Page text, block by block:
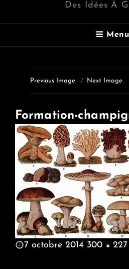
Des Idées À
Menu
Previous Image Next Image
Formation-
POSTED
7 octobre 2014 300 × 227